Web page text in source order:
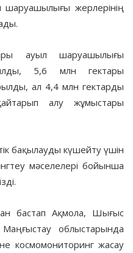
жерлерінің
ауыл шаруашылығы
5,6 млн гектары
ал 4,4 млн гектарды
алу жұмыстары
бақылауды күшейту үшін
мәселелері бойынша
бастап Ақмола, Шығыс
облыстарында
космомониторинг жасау